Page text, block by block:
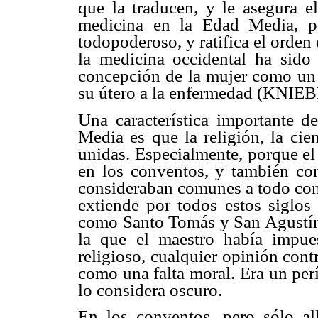
que la traducen, y le asegura
medicina en la Edad Media,
todopoderoso, y ratifica el orden
la medicina occidental ha
concepción de la mujer como
su útero a la enfermedad
Una característica importante
Media es que la religión, la
unidas. Especialmente, porque
en los conventos, y también
consideraban comunes a todo
extiende por todos estos
como Santo Tomás y San
la que el maestro había
religioso, cualquier opinión
como una falta moral. Era un
lo considera oscuro.